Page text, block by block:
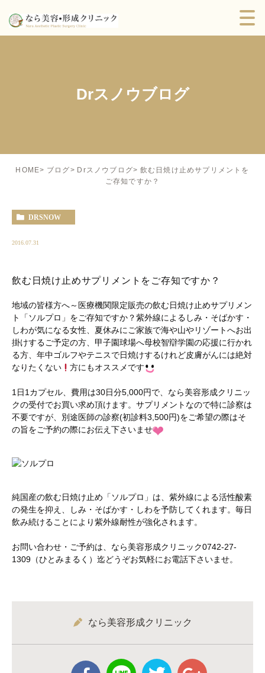
Drスノウブログ
HOME ブログ Drスノウブログ
飲む日焼け止めサプリメントを
ご存知ですか？
DRSNOW
2016.07.31
飲む日焼け止めサプリメントをご存知ですか？
地域の皆様方へ～医療機関限定販売の飲む日焼け止めサプリメン
ト「ソルプロ」をご存知ですか？紫外線によるしみ・そばかす・
しわが気になる女性、夏休みにご家族で海や山やリゾートへお出
掛けするご予定の方、甲子園球場へ母校智辯学園の応援に行かれ
る方、年中ゴルフやテニスで日焼けするけれど皮膚がんには絶対
なりたくない
方にもオススメです
1日1カプセル、費用は30日分5,000円で、なら美容形成クリニッ
クの受付でお買い求め頂けます。サプリメントなので特に診察は
不要ですが、別途医師の診察(初診料3,500円)をご希望の際はそ
の旨をご予約の際にお伝え下さいませ
純国産の飲む日焼け止め「ソルプロ」は、紫外線による活性酸素
の発生を抑え、しみ・そばかす・しわを予防してくれます。毎日
飲み続けることにより紫外線耐性が強化されます。
お問い合わせ・ご予約は、なら美容形成クリニック0742-27-
1309（ひとみまるく）迄どうぞお気軽にお電話下さいませ。
なら美容形成クリニック